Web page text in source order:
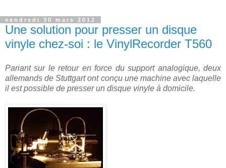
vendredi 30 mars 2012
Une solution pour presser un disque
vinyle chez-soi : le VinylRecorder T560
Pariant sur le retour en force du support analogique, deux
allemands de Stuttgart ont conçu une machine avec laquelle
il est possible de presser un disque vinyle à domicile.